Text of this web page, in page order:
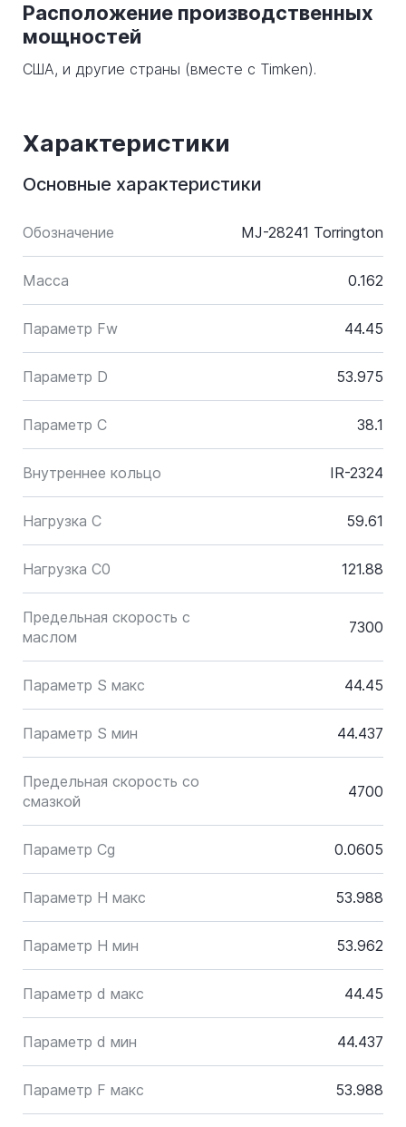
Расположение производственных
мощностей
США, и другие страны (вместе с Timken).
Характеристики
Основные характеристики
Обозначение MJ-28241 Torrington
Масса 0.162
Параметр Fw 44.45
Параметр D 53.975
Параметр C 38.1
Внутреннее кольцо IR-2324
Нагрузка C 59.61
Нагрузка C0 121.88
Предельная скорость с
маслом
7300
Параметр S макс 44.45
Параметр S мин 44.437
Предельная скорость со
смазкой
4700
Параметр Cg 0.0605
Параметр H макс 53.988
Параметр H мин 53.962
Параметр d макс 44.45
Параметр d мин 44.437
Параметр F макс 53.988